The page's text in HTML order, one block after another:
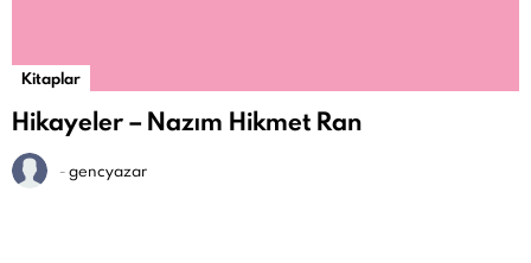
Kitaplar
Hikayeler – Nazım Hikmet Ran
-gencyazar